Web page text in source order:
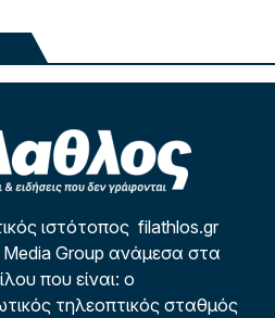
ιστότοπος filathlos.gr
Media Group ανάμεσα στα
που είναι: ο
τηλεοπτικός σταθμός